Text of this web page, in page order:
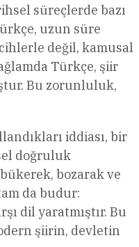
süreçlerde bazı
uzun süre
değil, kamusal
Türkçe, şiir
Bu zorunluluk,
iddiası, bir
doğruluk
bozarak ve
da budur:
dil yaratmıştır. Bu
şiirin, devletin